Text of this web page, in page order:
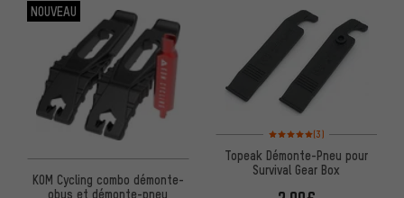
NOUVEAU
KOM Cycling combo démonte-
obus et démonte-pneu
Note moyenne : 5 sur 5
(3)
Topeak Démonte-Pneu pour
Survival Gear Box